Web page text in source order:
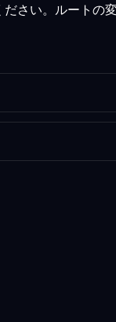
さい。ルートの